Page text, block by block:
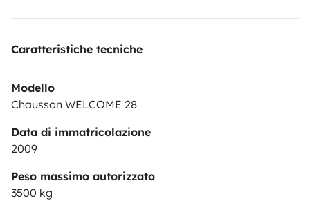
Caratteristiche tecniche
Modello
Chausson WELCOME 28
Data di immatricolazione
2009
Peso massimo autorizzato
3500 kg